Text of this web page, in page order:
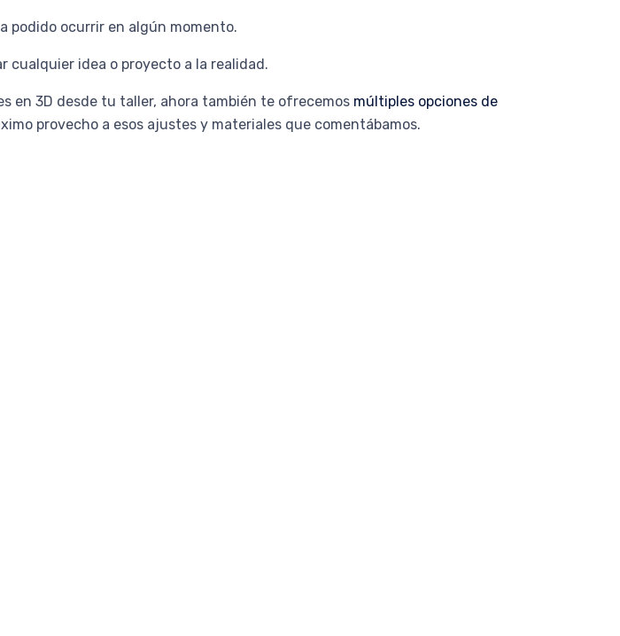
podido ocurrir en algún momento.
cualquier idea o proyecto a la realidad.
en 3D desde tu taller, ahora también te ofrecemos múltiples opciones de
provecho a esos ajustes y materiales que comentábamos.